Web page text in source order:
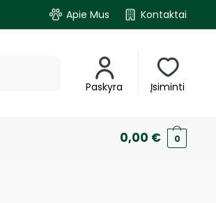
Apie Mus Kontaktai
Paskyra Įsiminti
0,00 € 0